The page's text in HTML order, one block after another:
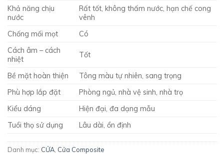
Khả năng chịu
nước
Rất tốt, không thấm nước, hạn chế cong
vênh
Chống mối mọt
Có
Cách âm – cách
nhiệt
Tốt
Bề mặt hoàn thiện
Tông màu tự nhiên, sang trọng
Phù hợp lắp đặt
Phòng ngủ, nhà vệ sinh, nhà trọ
Kiểu dáng
Hiện đại, đa dạng mẫu
Tuổi thọ sử dụng
Lâu dài, ổn định
Danh mục: CỬA Cửa Composite